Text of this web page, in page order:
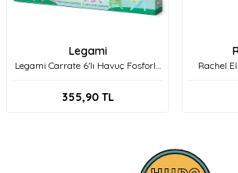
Legami
Legami Carrate 6'lı Havuç Fosforlu
355,90TL
Rachel
Bee